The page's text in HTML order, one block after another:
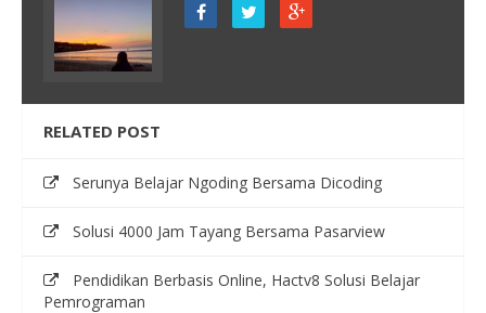
RELATED POST
Serunya Belajar Ngoding Bersama Dicoding
Solusi 4000 Jam Tayang Bersama Pasarview
Pendidikan Berbasis Online, Hactv8 Solusi Belajar
Pemrograman